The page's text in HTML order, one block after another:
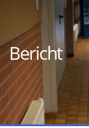
Bericht